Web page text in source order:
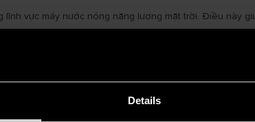
Details
vực máy nước nóng năng lượng mặt trời. Điều này
đang hoạt động tốt, hãy cân nhắc kỹ trước khi quyết
thống hiện tại.
quyết định